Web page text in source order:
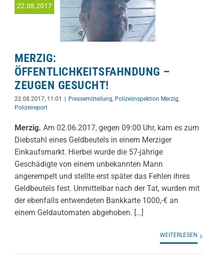
22.08.2017
MERZIG:
ÖFFENTLICHKEITSFAHNDUNG –
ZEUGEN GESUCHT!
22.08.2017, 11:01 Pressemitteilung, Polizeiinspektion Merzig,
Polizeireport
Merzig. Am 02.06.2017, gegen 09:00 Uhr, kam es zum
Diebstahl eines Geldbeutels in einem Merziger
Einkaufsmarkt. Hierbei wurde die 57-jährige
Geschädigte von einem unbekannten Mann
angerempelt und stellte erst später das Fehlen ihres
Geldbeutels fest. Unmittelbar nach der Tat, wurden mit
der ebenfalls entwendeten Bankkarte 1000,-€ an
einem Geldautomaten abgehoben. […]
WEITERLESEN